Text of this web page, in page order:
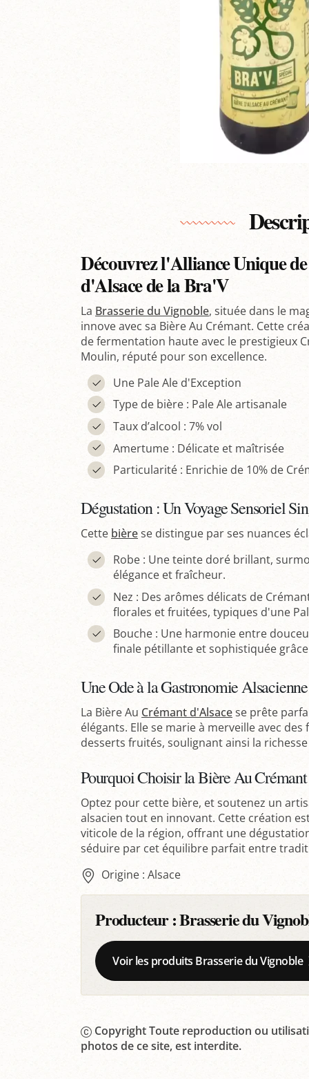
Découvrez l'Alliance Unique
d'Alsace de la Bra'V
La Brasserie du Vignoble, située dans le
innove avec sa Bière Au Crémant. Cette
de fermentation haute avec le prestigieux
Moulin, réputé pour son excellence.
Une Pale Ale d'Exception
Type de bière : Pale Ale artisanale
Taux d’alcool : 7% vol
Amertume : Délicate et maîtrisée
Particularité : Enrichie de 10% de
Dégustation : Un Voyage Sensoriel
Cette bièrese distingue par ses nuances
Robe : Une teinte doré brillant,
élégance et fraîcheur.
Nez : Des arômes délicats de
florales et fruitées, typiques d'une
Bouche : Une harmonie entre
finale pétillante et sophistiquée
Une Ode à la Gastronomie Alsacienne
La Bière Au Crémant d'Alsacese prête
élégants. Elle se marie à merveille avec
desserts fruités, soulignant ainsi la
Pourquoi Choisir la Bière Au
Optez pour cette bière, et soutenez un
alsacien tout en innovant. Cette création
viticole de la région, offrant une
séduire par cet équilibre parfait entre
Origine : Alsace
Producteur :Brasserie du
Voir les produits Brasserie du Vignoble
Copyright Toute reproduction ou
photos de ce site, est interdite.